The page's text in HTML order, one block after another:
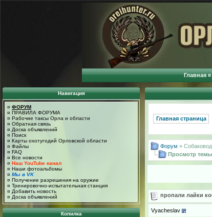
Главная ¤
Навигация
¤ ФОРУМ
¤ ПРАВИЛА ФОРУМА
¤ Рабочие таксы Орла и области
¤ Обратная связь
¤ Доска объявлений
¤ Поиск
¤ Карты охотугодий Орловской области
¤ Файлы
¤ FAQ
¤ Все новости
¤ Наш YouTube канал
¤ Наши фотоальбомы
¤ Мы в VK
¤ Получение разрешения на оружие
¤ Тренировочно-испытательная станция
¤ Добавить новость
¤ Доска объявлений
Копилка
Главная страница
Форум »
Просмотр темы
пропали лайки
Vyacheslav